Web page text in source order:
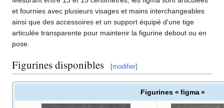
et fournies avec plusieurs visages et mains interchangeables
ainsi que des accessoires et un support équipé d'une tige
articulée transparente pour maintenir la figurine debout ou en
pose.
Figurines disponibles [modifier]
Figurines « figma »